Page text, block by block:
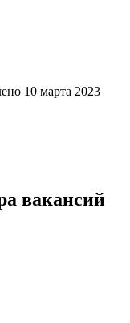
10 марта 2023
вакансий